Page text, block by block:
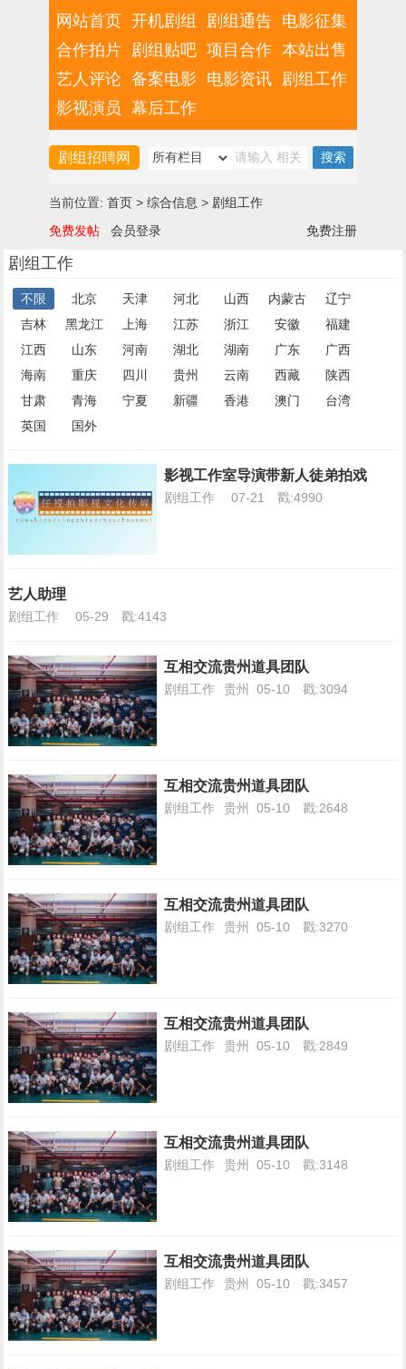
网站首页 开机剧组 剧组通告 电影征集
合作拍片 剧组贴吧 项目合作 本站出售
艺人评论 备案电影 电影资讯 剧组工作
影视演员
幕后工作
剧组招聘网
当前位置: 首页 > 综合信息 > 剧组工作
免费发帖
会员登录 免费注册
剧组工作
不限 北京 天津 河北 山西 内蒙古
辽宁
吉林
黑龙江 上海 江苏 浙江 安徽
福建
江西
山东 河南 湖北 湖南 广东
广西
海南
重庆 四川 贵州 云南 西藏
陕西
甘肃
青海 宁夏 新疆 香港 澳门
台湾
英国
国外
影视工作室导演带新人徒弟拍戏
剧组工作 07-21 戳:4990
艺人助理
剧组工作 05-29 戳:4143
互相交流贵州道具团队
剧组工作 贵州05-10 戳:3094
互相交流贵州道具团队
剧组工作 贵州05-10 戳:2648
互相交流贵州道具团队
剧组工作 贵州05-10 戳:3270
互相交流贵州道具团队
剧组工作 贵州05-10 戳:2849
互相交流贵州道具团队
剧组工作 贵州05-10 戳:3148
互相交流贵州道具团队
剧组工作 贵州05-10 戳:3457